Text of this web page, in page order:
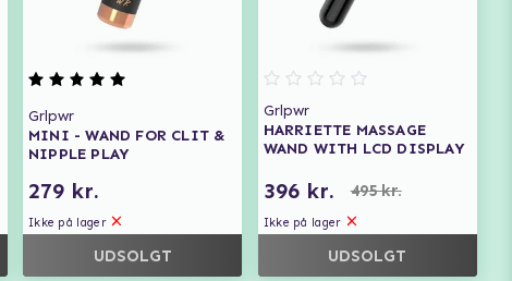
Grlpwr
MINI - WAND FOR CLIT &
NIPPLE PLAY
279 kr.
Ikke på lager
UDSOLGT
Grlpwr
HARRIETTE MASSAGE
WAND WITH LCD DISPLAY
396 kr. 495 kr.
Ikke på lager
UDSOLGT